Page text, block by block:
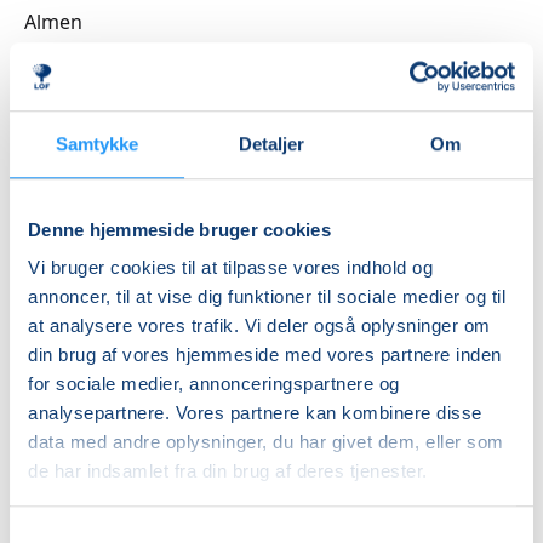
Samtykke Detaljer Om
Denne hjemmeside bruger cookies
Vi bruger cookies til at tilpasse vores indhold og
annoncer, til at vise dig funktioner til sociale medier og til
at analysere vores trafik. Vi deler også oplysninger om
din brug af vores hjemmeside med vores partnere inden
for sociale medier, annonceringspartnere og
analysepartnere. Vores partnere kan kombinere disse
data med andre oplysninger, du har givet dem, eller som
de har indsamlet fra din brug af deres tjenester.
Vi bruger blandt andet rasleæg, tørklæder, bolde,
tæpper, faldskærm og andre spændende rekvisitter,
som inviterer til leg, bevægelse og nysgerrighed.
Aktiviteterne tilpasses børnenes alder og udvikling,
så alle kan være med – uanset forudsætninger.
Rytmik bygger både på nye oplevelser og
genkendelse. De velkendte sange, lege og
bevægelser skaber en tryg ramme, hvor barnet kan
føle sig hjemme, deltage aktivt og udvikle sig i sit eget
tempo.
Undervejs får I inspiration til enkle og sjove
bevægelseslege, som kan tages med hjem og skabe
hyggelige stunder i hverdagen.
Almen
DKK 458,00
DKK 426,00
Ledig-FRB
Studerende-KBH
DKK 426,00
Studerende-FRB
DKK 434,00
Unge (18-25 år)-KBH
DKK 426,00
Info